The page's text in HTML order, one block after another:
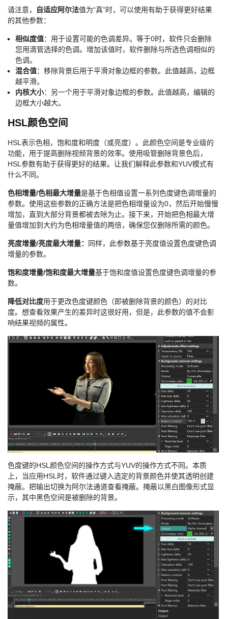
请注意， 自适应阿尔法值为“真”时，可以使用有助于获得更好结果
的其他参数：
相似度值：用于设置可能的色调差异。等于0时，软件只会删除
您用滴管选择的色调。增加该值时，软件删除与所选色调相似的
色调。
混合值：移除背景后用于平滑对象边框的参数。此值越高，边框
越平滑。
内核大小：另一个用于平滑对象边框的参数。此值越高，编辑的
边框大小越大。
HSL颜色空间
HSL表示色相，饱和度和明度（或亮度）。此颜色空间是专业级的
功能，用于提高删除视频背景的效率。使用吸管删除背景色后，
HSL参数有助于获得更好的结果。让我们解释此参数和YUV模式有
什么不同。
色相增量/色相最大增量是基于色相值设置一系列色度键色调增量的
参数。使用这些参数的正确方法是把色相增量设为0，然后开始慢慢
增加，直到大部分背景都被去除为止。接下来，开始把色相最大增
量值增加到大约为色相增量值的两倍，确保您仅删除所需的颜色。
亮度增量/亮度最大增量：
同样，此参数基于亮度值设置色度键色调
增量的参数。
饱和度增量/饱和度最大增量基于饱和度值设置色度键色调增量的参
数。
降低对比度用于更改色度键颜色（即被删除背景的颜色）的对比
度。想查看效果产生的差异时这很好用，但是，此参数的值不会影
响结果视频的属性。
色度键的HSL颜色空间的操作方式与YUV的操作方式不同。本质
上，当应用HSL时，软件通过键入选定的背景颜色并使其透明创建
掩蔽。把输出切换为阿尔法通道查看掩蔽。掩蔽以黑白图像形式显
示，其中黑色空间是被删除的背景。